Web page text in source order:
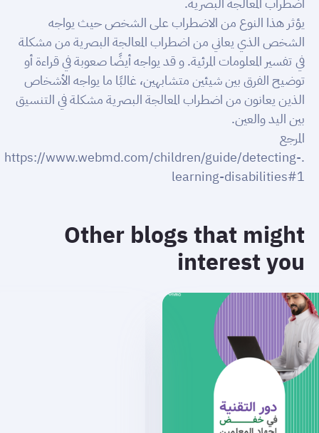
يؤثر هذا النوع من الاضطراب على الشخص حيث يواجه
الشخص الذي يعاني من اضطراب المعالجة البصرية من مشكلة
في تفسير المعلومات المرئية. و قد يواجه أيضًا صعوبة في قراءة أو
توضيح الفرق بين شيئين متشابهين، غالبًا ما يواجه الأشخاص
الذين يعانون من اضطراب المعالجة البصرية مشكلة في التنسيق
بين اليد والعين.
المرجع
.
https://www.webmd.com/children/guide/detecting-
learning-disabilities#1
Other blogs that might
interest you